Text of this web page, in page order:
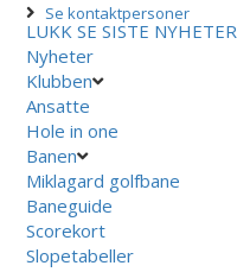
Se kontaktpersoner
LUKK SE SISTE NYHETER
Nyheter
Klubben
Ansatte
Hole in one
Banen
Miklagard golfbane
Baneguide
Scorekort
Slopetabeller